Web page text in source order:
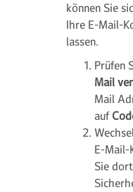
können Sie
Ihre E-Mail-
lassen.
Prüfen
Mail
Mail
auf
E-Mail-
Sie